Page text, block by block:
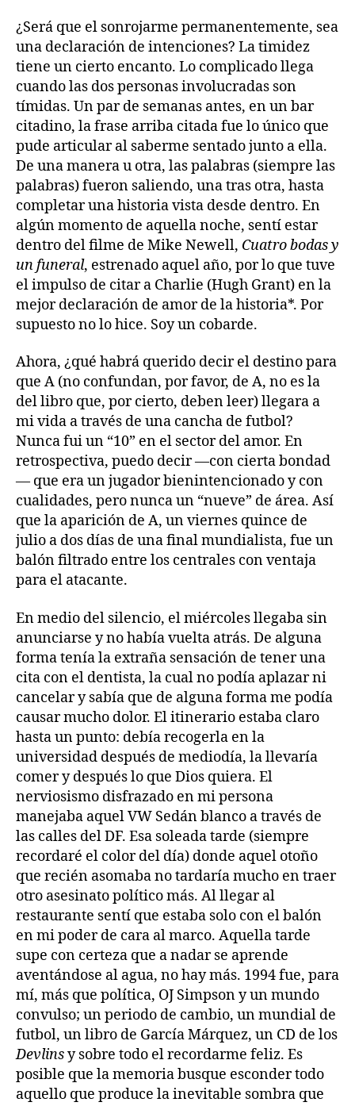
¿Será que el sonrojarme permanentemente, sea
una declaración de intenciones? La timidez
tiene un cierto encanto. Lo complicado llega
cuando las dos personas involucradas son
tímidas. Un par de semanas antes, en un bar
citadino, la frase arriba citada fue lo único que
pude articular al saberme sentado junto a ella.
De una manera u otra, las palabras (siempre las
palabras) fueron saliendo, una tras otra, hasta
completar una historia vista desde dentro. En
algún momento de aquella noche, sentí estar
dentro del filme de Mike Newell, Cuatro bodas y
un funeral, estrenado aquel año, por lo que tuve
el impulso de citar a Charlie (Hugh Grant) en la
mejor declaración de amor de la historia*. Por
supuesto no lo hice. Soy un cobarde.
Ahora, ¿qué habrá querido decir el destino para
que A (no confundan, por favor, de A, no es la
del libro que, por cierto, deben leer) llegara a
mi vida a través de una cancha de futbol?
Nunca fui un “10” en el sector del amor. En
retrospectiva, puedo decir —con cierta bondad
— que era un jugador bienintencionado y con
cualidades, pero nunca un “nueve” de área. Así
que la aparición de A, un viernes quince de
julio a dos días de una final mundialista, fue un
balón filtrado entre los centrales con ventaja
para el atacante.
En medio del silencio, el miércoles llegaba sin
anunciarse y no había vuelta atrás. De alguna
forma tenía la extraña sensación de tener una
cita con el dentista, la cual no podía aplazar ni
cancelar y sabía que de alguna forma me podía
causar mucho dolor. El itinerario estaba claro
hasta un punto: debía recogerla en la
universidad después de mediodía, la llevaría
comer y después lo que Dios quiera. El
nerviosismo disfrazado en mi persona
manejaba aquel VW Sedán blanco a través de
las calles del DF. Esa soleada tarde (siempre
recordaré el color del día) donde aquel otoño
que recién asomaba no tardaría mucho en traer
otro asesinato político más. Al llegar al
restaurante sentí que estaba solo con el balón
en mi poder de cara al marco. Aquella tarde
supe con certeza que a nadar se aprende
aventándose al agua, no hay más. 1994 fue, para
mí, más que política, OJ Simpson y un mundo
convulso; un periodo de cambio, un mundial de
futbol, un libro de García Márquez, un CD de los
Devlinsy sobre todo el recordarme feliz. Es
posible que la memoria busque esconder todo
aquello que produce la inevitable sombra que